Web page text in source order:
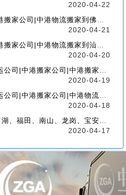
2020-04-22
搬家到佛山流程、联运、包装、价格、电话、标准
2020-04-21
家到汕头的流程、联运、包装、价格、电话、标准
2020-04-20
|中港搬家到珠海的流程、联运、包装、价格、电话
2020-04-19
|中港物流搬家到广州的流程、联运、包装、价格
2020-04-18
龙岗、宝安、盐田、龙华、大鹏、坪山流程和价格
2020-04-17